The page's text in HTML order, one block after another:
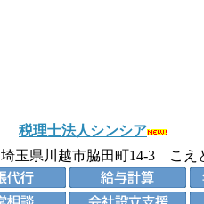
税理士法人シンシア
埼玉県川越市脇田町14-3 こえ